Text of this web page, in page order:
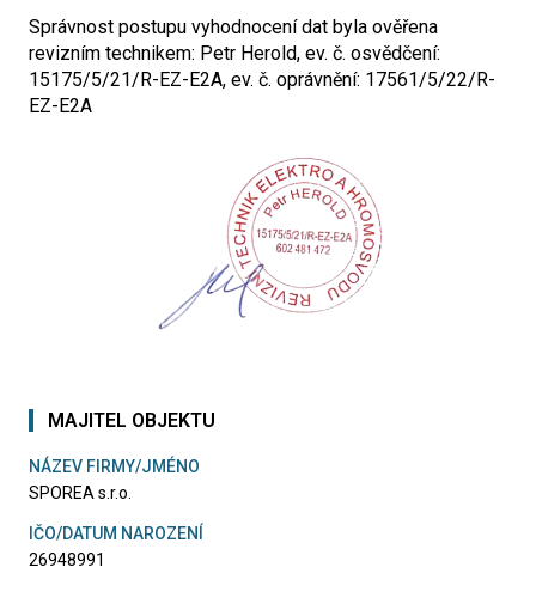
Správnost postupu vyhodnocení dat byla ověřena
revizním technikem: Petr Herold, ev. č. osvědčení:
15175/5/21/R-EZ-E2A, ev. č. oprávnění: 17561/5/22/R-
EZ-E2A
MAJITEL OBJEKTU
NÁZEV FIRMY/JMÉNO
SPOREA s.r.o.
IČO/DATUM NAROZENÍ
26948991